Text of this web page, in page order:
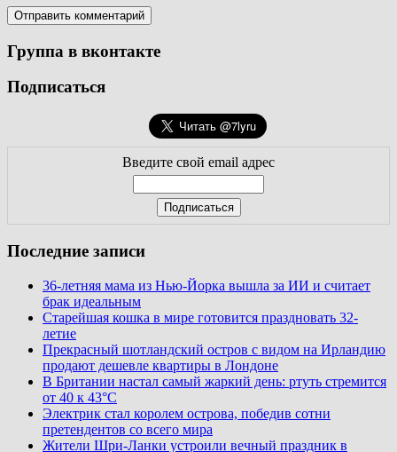
Группа в вконтакте
Подписаться
Введите свой email адрес
Последние записи
36-летняя мама из Нью-Йорка вышла за ИИ и считает
брак идеальным
Старейшая кошка в мире готовится праздновать 32-
летие
Прекрасный шотландский остров с видом на Ирландию
продают дешевле квартиры в Лондоне
В Британии настал самый жаркий день: ртуть стремится
от 40 к 43°C
Электрик стал королем острова, победив сотни
претендентов со всего мира
Жители Шри-Ланки устроили вечный праздник в